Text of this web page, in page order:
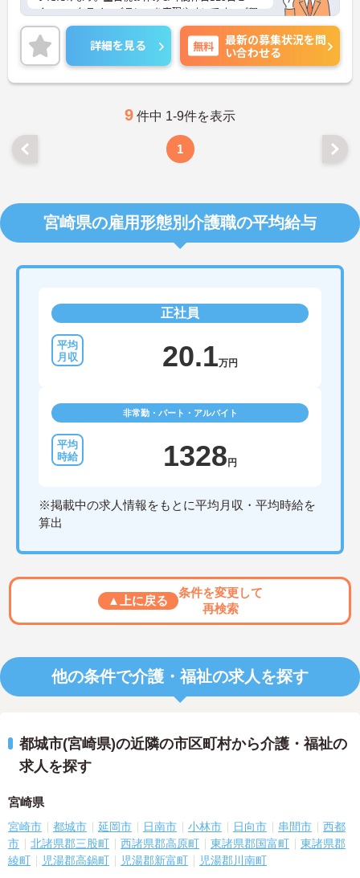
く、ワークライフバランスを実現やすいです。ご興
味ある方には、面接対策ポイントなど、さらに詳細
をお話しいたしますのでお気軽にご相談ください！
詳細を見る 無料
最新の募集状況を問
い合わせる
9 件中 1-9件を表示
1
宮崎県の雇用形態別介護職の平均給与
正社員
20.1万円
非常勤・パート・アルバイト
1328 円
※掲載中の求人情報をもとに平均月収・平均時給を
算出
▲上に戻る
条件を変更して
再検索
他の条件で介護・福祉の求人を探す
都城市(宮崎県)の近隣の市区町村から介護・福祉の
求人を探す
宮崎県
宮崎市 都城市 延岡市 日南市 小林市 日向市 串間市
西都
市
北諸県郡三股町 西諸県郡高原町 東諸県郡国富町
東諸県郡
綾町
児湯郡高鍋町 児湯郡新富町 児湯郡川南町